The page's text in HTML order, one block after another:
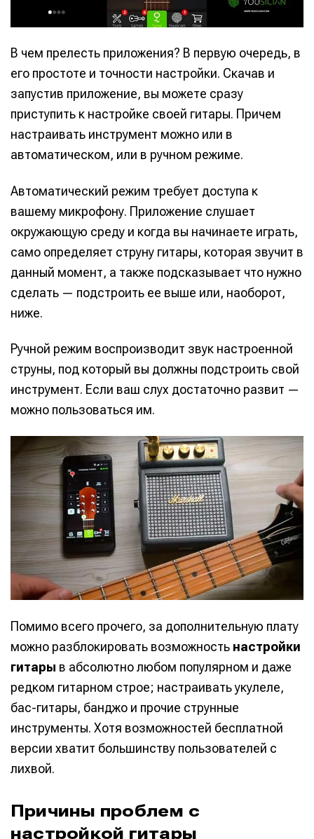
В чем прелесть приложения? В первую очередь, в
его простоте и точности настройки. Скачав и
запустив приложение, вы можете сразу
приступить к настройке своей гитары. Причем
настраивать инструмент можно или в
автоматическом, или в ручном режиме.
Автоматический режим требует доступа к
вашему микрофону. Приложение слушает
окружающую среду и когда вы начинаете играть,
само определяет струну гитары, которая звучит в
данный момент, а также подсказывает что нужно
сделать — подстроить ее выше или, наоборот,
ниже.
Ручной режим воспроизводит звук настроенной
струны, под который вы должны подстроить свой
инструмент. Если ваш слух достаточно развит —
можно пользоваться им.
Помимо всего прочего, за дополнительную плату
можно разблокировать возможность настройки
гитары в абсолютно любом популярном и даже
редком гитарном строе; настраивать укулеле,
бас-гитары, банджо и прочие струнные
инструменты. Хотя возможностей бесплатной
версии хватит большинству пользователей с
лихвой.
Причины проблем с
настройкой гитары